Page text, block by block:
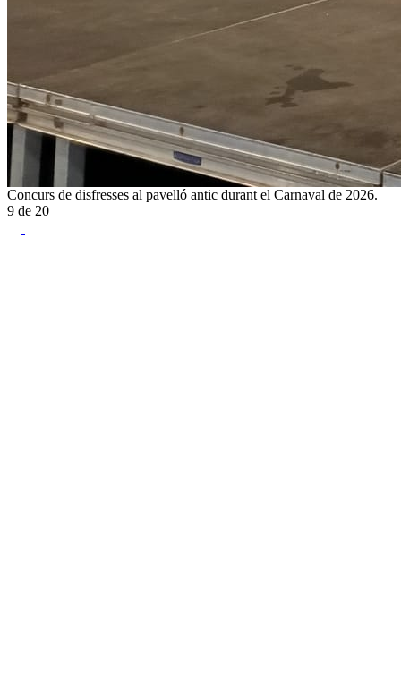
Concurs de disfresses al pavelló antic durant el Carnaval de 2026.
9 de 20